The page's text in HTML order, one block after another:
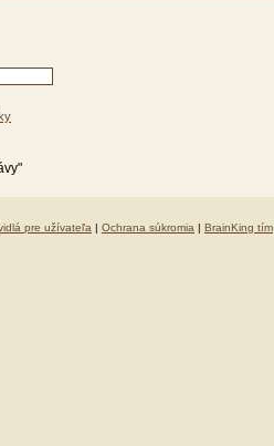
pre užívateľa | Ochrana súkromia | BrainKing tím